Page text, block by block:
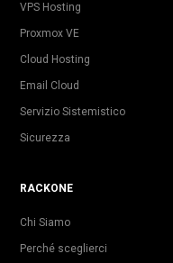
VPS Hosting
Proxmox VE
Cloud Hosting
Email Cloud
Servizio Sistemistico
Sicurezza
RACKONE
Chi Siamo
Perché sceglierci